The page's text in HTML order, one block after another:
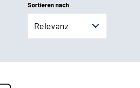
Sortieren nach
Relevanz